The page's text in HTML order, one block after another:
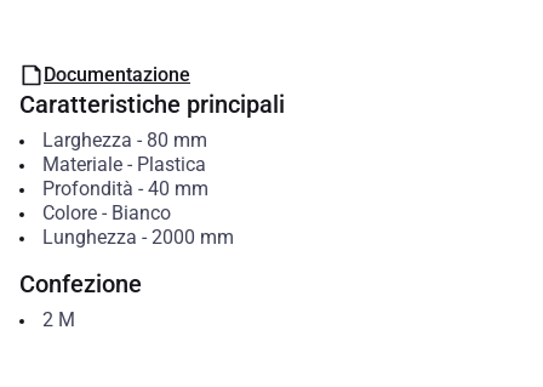
Documentazione
Caratteristiche principali
Larghezza - 80 mm
Materiale- Plastica
Profondità - 40 mm
Colore- Bianco
Lunghezza - 2000 mm
Confezione
2 M